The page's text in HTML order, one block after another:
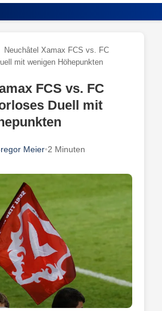
Neuchâtel Xamax FCS vs. FC
mit wenigen Höhepunkten
FCS vs. FC
Duell mit
Meier•2 Minuten